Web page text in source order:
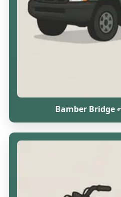
Bamber Bridge